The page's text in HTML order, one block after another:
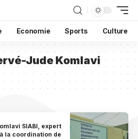
Economie Sports Culture
Jude Komlavi
SIABI, expert
la coordination de